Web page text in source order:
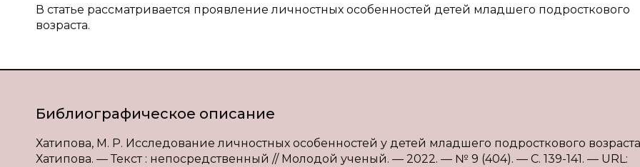
В статье рассматривается проявление личностных особенностей детей младшего подросткового
возраста.
Библиографическое описание
Хатипова, М. Р. Исследование личностных особенностей у детей младшего подросткового
Хатипова. — Текст : непосредственный // Молодой ученый. — 2022. — № 9 (404). — С. 139-141. — URL: